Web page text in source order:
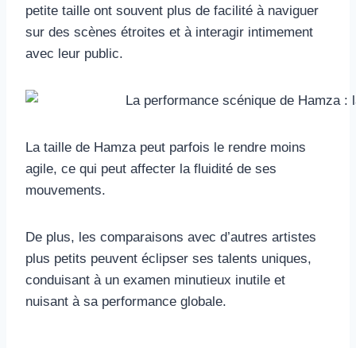
petite taille ont souvent plus de facilité à naviguer
sur des scènes étroites et à interagir intimement
avec leur public.
La taille de Hamza peut parfois le rendre moins
agile, ce qui peut affecter la fluidité de ses
mouvements.
De plus, les comparaisons avec d’autres artistes
plus petits peuvent éclipser ses talents uniques,
conduisant à un examen minutieux inutile et
nuisant à sa performance globale.